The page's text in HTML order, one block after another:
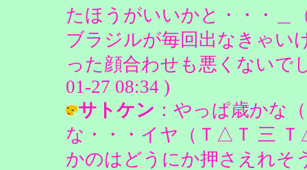
たほうがいいかと・・・
ブラジルが毎回出なきゃい
った顔合わせも悪くないで
01-27 08:34 )
サトケン ：やっぱ歳かな
な・・・イヤ（Ｔ△Ｔ 三
かのはどうにか押さえれそ